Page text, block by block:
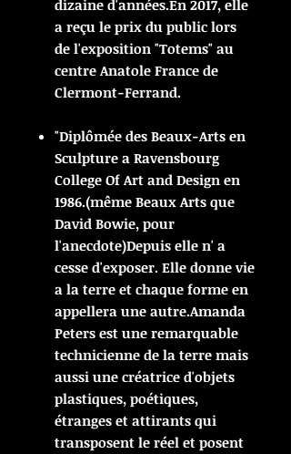
dizaine d'années.En 2017, elle
a reçu le prix du public lors
de l'exposition "Totems" au
centre Anatole France de
Clermont-Ferrand.
"Diplômée des Beaux-Arts en
Sculpture a Ravensbourg
College Of Art and Design en
1986.(même Beaux Arts que
David Bowie, pour
l'anecdote)Depuis elle n' a
cesse d'exposer. Elle donne vie
a la terre et chaque forme en
appellera une autre.Amanda
Peters est une remarquable
technicienne de la terre mais
aussi une créatrice d'objets
plastiques, poétiques,
étranges et attirants qui
transposent le réel et posent